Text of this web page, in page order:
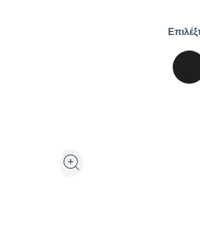
Προβολή προϊόντος σε 3D και
Μεγέθυνση εικόνας προϊόντος